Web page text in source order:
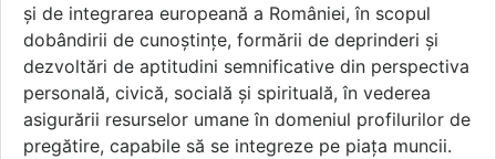
şi de integrarea europeană a României, în scopul
dobândirii de cunoștințe, formării de deprinderi şi
dezvoltări de aptitudini semnificative din perspectiva
personală, civică, socială şi spirituală, în vederea
asigurării resurselor umane în domeniul profilurilor de
pregătire, capabile să se integreze pe piața muncii.